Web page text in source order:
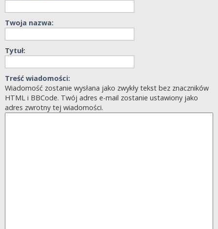
Twoja nazwa:
Tytuł:
Treść wiadomości:
Wiadomość zostanie wysłana jako zwykły tekst bez znaczników
HTML i BBCode. Twój adres e-mail zostanie ustawiony jako
adres zwrotny tej wiadomości.